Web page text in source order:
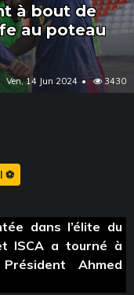
à bout de
au poteau
Ven, 14 Jun 2024 3430
⚽️
dans l’élite du
ISCA a tourné à
Ahmed